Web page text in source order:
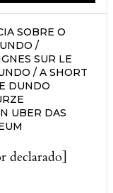
SOBRE O
/
SUR LE
/ A SHORT
DUNDO
UBER DAS
declarado]